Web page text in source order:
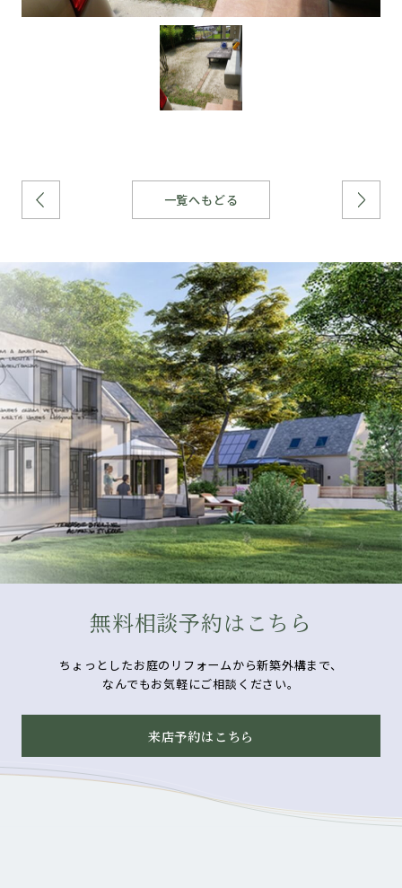
一覧へもどる
無料相談予約はこちら
ちょっとしたお庭のリフォームから新築外構まで、
なんでもお気軽にご相談ください。
来店予約はこちら